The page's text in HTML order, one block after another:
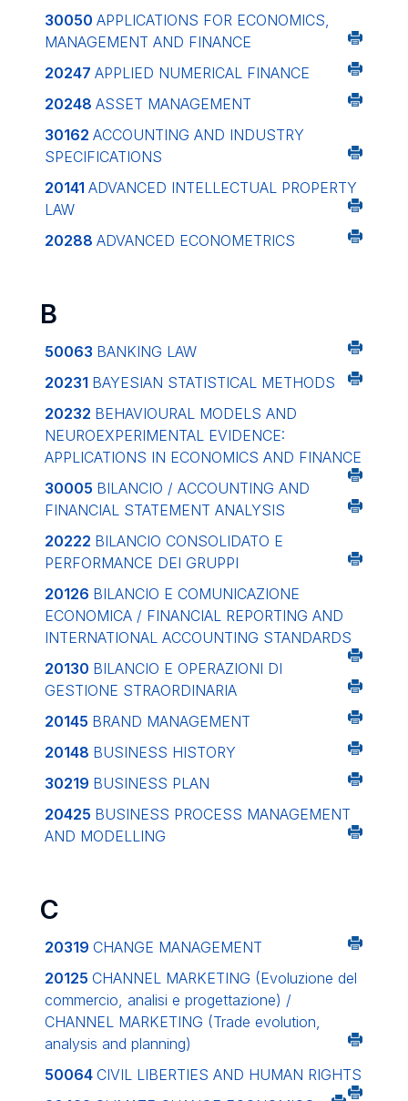
30050 APPLICATIONS FOR ECONOMICS,
MANAGEMENT AND FINANCE
20247 APPLIED NUMERICAL FINANCE
20248 ASSET MANAGEMENT
30162 ACCOUNTING AND INDUSTRY
SPECIFICATIONS
20141 ADVANCED INTELLECTUAL PROPERTY
LAW
20288 ADVANCED ECONOMETRICS
B
50063 BANKING LAW
20231 BAYESIAN STATISTICAL METHODS
20232 BEHAVIOURAL MODELS AND
NEUROEXPERIMENTAL EVIDENCE:
APPLICATIONS IN ECONOMICS AND FINANCE
30005 BILANCIO / ACCOUNTING AND
FINANCIAL STATEMENT ANALYSIS
20222 BILANCIO CONSOLIDATO E
PERFORMANCE DEI GRUPPI
20126 BILANCIO E COMUNICAZIONE
ECONOMICA / FINANCIAL REPORTING AND
INTERNATIONAL ACCOUNTING STANDARDS
20130 BILANCIO E OPERAZIONI DI
GESTIONE STRAORDINARIA
20145 BRAND MANAGEMENT
20148 BUSINESS HISTORY
30219 BUSINESS PLAN
20425 BUSINESS PROCESS MANAGEMENT
AND MODELLING
C
20319 CHANGE MANAGEMENT
20125 CHANNEL MARKETING (Evoluzione del
commercio, analisi e progettazione) /
CHANNEL MARKETING (Trade evolution,
analysis and planning)
50064 CIVIL LIBERTIES AND HUMAN RIGHTS